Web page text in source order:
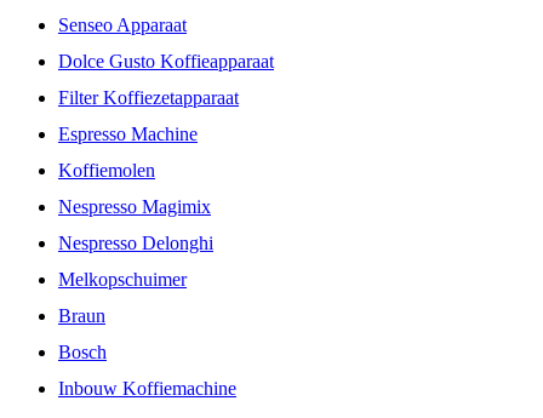
Senseo Apparaat
Dolce Gusto Koffieapparaat
Filter Koffiezetapparaat
Espresso Machine
Koffiemolen
Nespresso Magimix
Nespresso Delonghi
Melkopschuimer
Braun
Bosch
Inbouw Koffiemachine